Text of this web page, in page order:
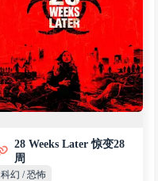
28 Weeks Later 惊变28
周
科幻 / 恐怖